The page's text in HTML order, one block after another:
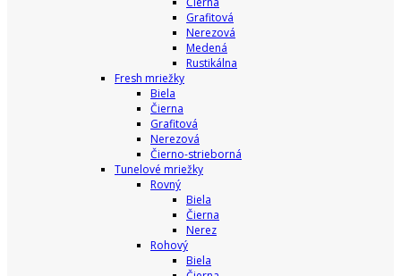
Grafitová
Nerezová
Medená
Rustikálna
Fresh mriežky
Biela
Čierna
Grafitová
Nerezová
Čierno-strieborná
Tunelové mriežky
Rovný
Biela
Čierna
Nerez
Rohový
Biela